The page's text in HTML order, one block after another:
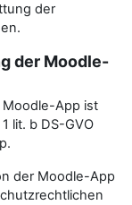
der
der Moodle-
App ist
lit. b DS-GVO
der Moodle-App